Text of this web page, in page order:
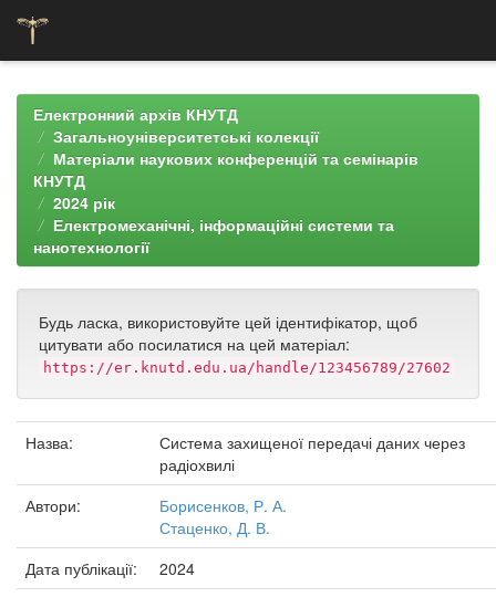
navigationЕлектронний архів КНУТД
Загальноуніверситетські колекції
Матеріали наукових конференцій та семінарів
КНУТД
2024 рік
Електромеханічні, інформаційні системи та
нанотехнології
Будь ласка, використовуйте цей ідентифікатор, щоб
цитувати або посилатися на цей матеріал:
https://er.knutd.edu.ua/handle/123456789/27602
Назва:
Система захищеної передачі даних через
радіохвилі
Автори:
Борисенков, Р. А.
Стаценко, Д. В.
Дата публікації:
2024